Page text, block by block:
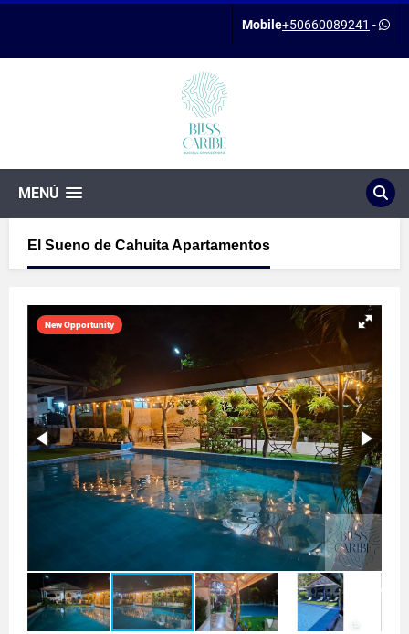
Mobile+50660089241 -
MENÚ
El Sueno de Cahuita Apartamentos
New Opportunity